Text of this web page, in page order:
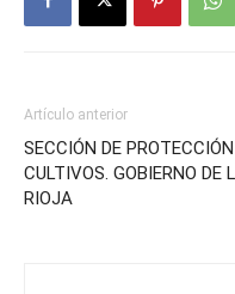
Artículo anterior
SECCIÓN DE
CULTIVOS. GOBIERNO DE
RIOJA